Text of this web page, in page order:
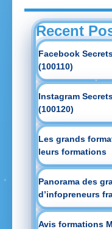
Recent
Facebook
(100110)
Instagram
(100120)
Les grands
leurs formations
Panorama des
d’infopreneurs
Avis formations